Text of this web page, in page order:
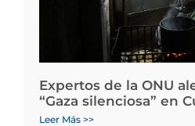
Expertos de la ONU
“Gaza silenciosa” en
Leer Más >>